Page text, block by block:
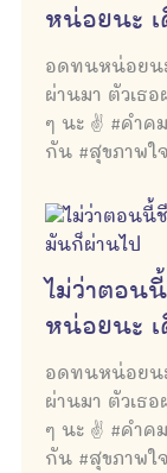
หน่อยนะ
อดทนหน่อยน
ผ่านมา ตัวเธ
ๆ นะ ✌ #คำค
กัน #สุขภาพใ
ไม่ว่าตอน
หน่อยนะ
อดทนหน่อยน
ผ่านมา ตัวเธ
ๆ นะ ✌ #คำค
กัน #สุขภาพใ